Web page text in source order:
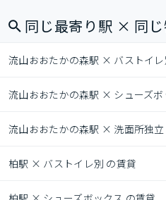
同じ最寄り駅 × 同
流山おおたかの森駅 × バストイレ
流山おおたかの森駅 × シューズボ
流山おおたかの森駅 × 洗面所独立
柏駅 × バストイレ別 の賃貸